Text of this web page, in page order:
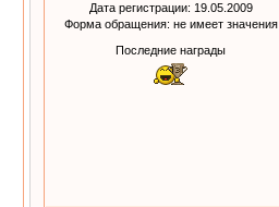
Дата регистрации: 19.05.2009
Форма обращения: не имеет значения
Последние награды